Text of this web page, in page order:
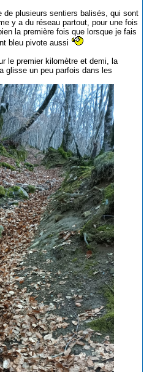
de plusieurs sentiers balisés, qui sont
y a du réseau partout, pour une fois
la première fois que lorsque je fais
bleu pivote aussi
le premier kilomètre et demi, la
glisse un peu parfois dans les